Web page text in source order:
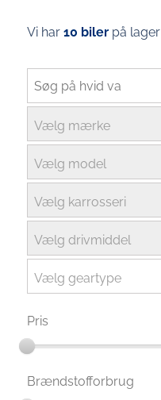
Vi har 10 bilerpå lager
Vælg mærke
Vælg model
Vælg karrosseri
Vælg drivmiddel
Vælg geartype
Pris
Brændstofforbrug